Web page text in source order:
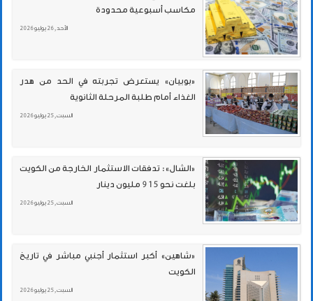
مكاسب أسبوعية محدودة
الأحد , 26 يوليو 2026
«بوبيان» يستعرض تجربته في الحد من هدر
الغذاء أمام طلبة المرحلة الثانوية
السبت , 25 يوليو 2026
«الشال»: تدفقات الاستثمار الخارجة من الكويت
بلغت نحو 915 مليون دينار
السبت , 25 يوليو 2026
«شاهين» أكبر استثمار أجنبي مباشر في تاريخ
الكويت
السبت , 25 يوليو 2026